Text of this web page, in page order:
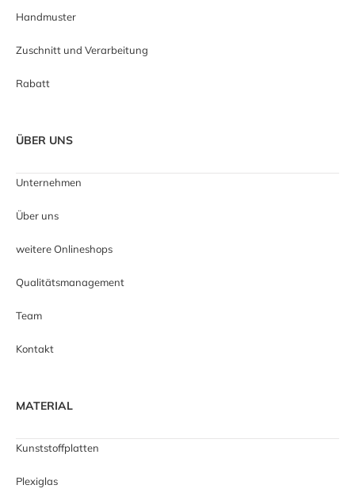
Handmuster
Zuschnitt und Verarbeitung
Rabatt
ÜBER UNS
Unternehmen
Über uns
weitere Onlineshops
Qualitätsmanagement
Team
Kontakt
MATERIAL
Kunststoffplatten
Plexiglas